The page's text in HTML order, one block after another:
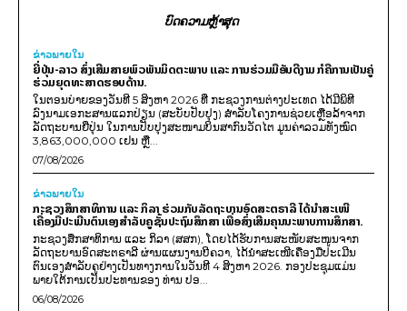
ບົດຄວາມຫຼ້າສຸດ
ຂ່າວພາຍ​ໃນ
ຍີ່ປຸ່ນ-ລາວ ສົ່ງເສີມສາຍພົວພັນມິດຕະພາບ ແລະ ການຮ່ວມມືອັນດີງາມ ກໍຄືການເປັນຄູ່
ຮ່ວມຍຸດທະສາດຮອບດ້ານ.
ໃນຕອນບ່າຍຂອງວັນທີ 5 ສິງຫາ 2026 ທີ່ ກະຊວງການຕ່າງປະເທດ ໄດ້ມີພິທີ
ລົງນາມເອກະສານແລກປ່ຽນ (ສະບັບປັບປຸງ) ສໍາລັບໂຄງການຊ່ວຍເຫຼືອລ້າຈາກ
ລັດຖະບານຍີ່ປຸ່ນ ໃນການປັບປຸງສະໜາມບິນສາກົນວັດໄຕ ມູນຄ່າລວມທັງໝົດ
3,863,000,000 ເຢນ ຫຼື...
07/08/2026
ຂ່າວພາຍ​ໃນ
ກະຊວງສຶກສາທິການ ແລະ ກິລາ ຮ່ວມກັບລັດຖະບານອົດສະຕຣາລີ ໄດ້ນຳສະເໜີ
ເຄື່ອງມືປະເມີນຕົນເອງສຳລັບຄູຊັ້ນປະຖົມສຶກສາ ເພື່ອສົ່ງເສີມຄຸນນະພາບການສຶກສາ.
ກະຊວງສຶກສາທິການ ແລະ ກິລາ (ສສກ), ໂດຍໄດ້ຮັບການສະໜັບສະໜູນຈາກ
ລັດຖະບານອົດສະຕຣາລີ ຜ່ານແຜນງານບີຄວາ, ໄດ້ນຳສະເໜີເຄື່ອງມືປະເມີນ
ຕົນເອງສຳລັບຄູຢ່າງເປັນທາງການໃນວັນທີ 4 ສິງຫາ 2026. ກອງປະຊຸມແມ່ນ
ພາຍໃຕ້ການເປັນປະທານຂອງ ທ່ານ ປອ...
06/08/2026